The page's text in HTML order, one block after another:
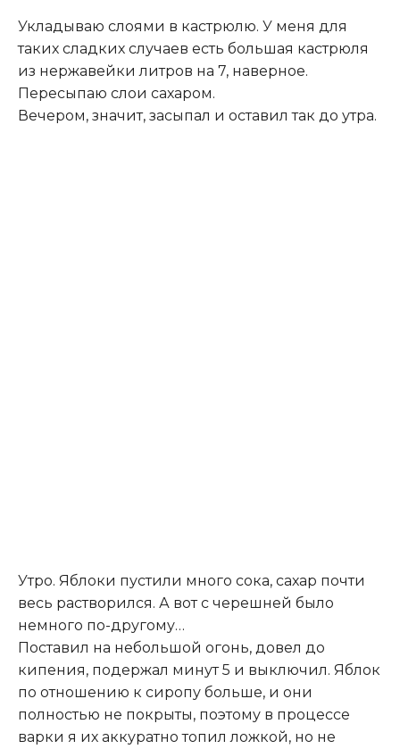
Укладываю слоями в кастрюлю. У меня для
таких сладких случаев есть большая кастрюля
из нержавейки литров на 7, наверное.
Пересыпаю слои сахаром.
Вечером, значит, засыпал и оставил так до утра.
Утро. Яблоки пустили много сока, сахар почти
весь растворился. А вот с черешней было
немного по-другому…
Поставил на небольшой огонь, довел до
кипения, подержал минут 5 и выключил. Яблок
по отношению к сиропу больше, и они
полностью не покрыты, поэтому в процессе
варки я их аккуратно топил ложкой, но не